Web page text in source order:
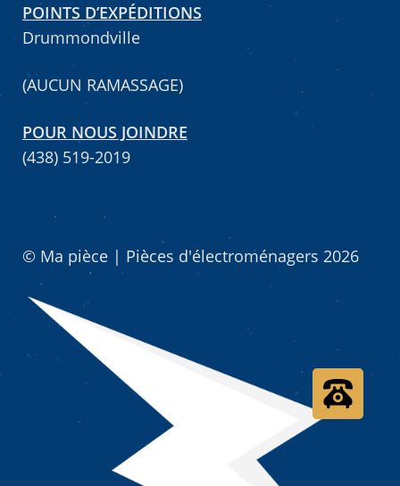
POINTS D’EXPÉDITIONS
Drummondville
(AUCUN RAMASSAGE)
POUR NOUS JOINDRE
(438) 519-2019
© Ma pièce | Pièces d'électroménagers 2026